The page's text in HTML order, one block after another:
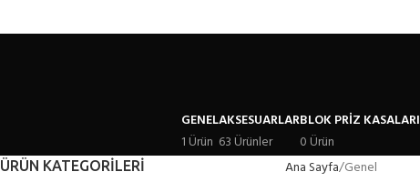
GENEL
1 Ürün
AKSESUARLAR
63 Ürünler
BLOK PRIZ KASALARI
0 Ürün
ÜRÜN KATEGORILERI Ana Sayfa Genel